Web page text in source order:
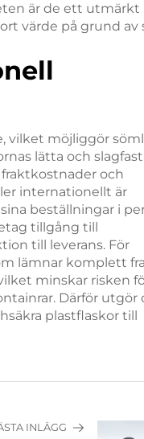
är de ett utmärkt
värde på grund av
vilket möjliggör
lätta och
och
internationellt är
beställningar i
tillgång till
till leverans. För
lämnar komplett
minskar risken
Därför utgör
plastflaskor till
INLÄGG